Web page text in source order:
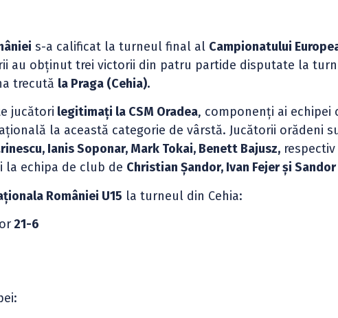
s-a calificat la turneul final al Campionatului
au obținut trei victorii din patru partide disputate la
trecută la Praga (Cehia).
jucători legitimați la CSM Oradea, componenți ai echipei
la această categorie de vârstă. Jucătorii orădeni
Ianis Soponar, Mark Tokai, Benett Bajusz,
la echipa de club de Christian Șandor, Ivan Fejer și Sandor
României U15 la turneul din Cehia:
21-6